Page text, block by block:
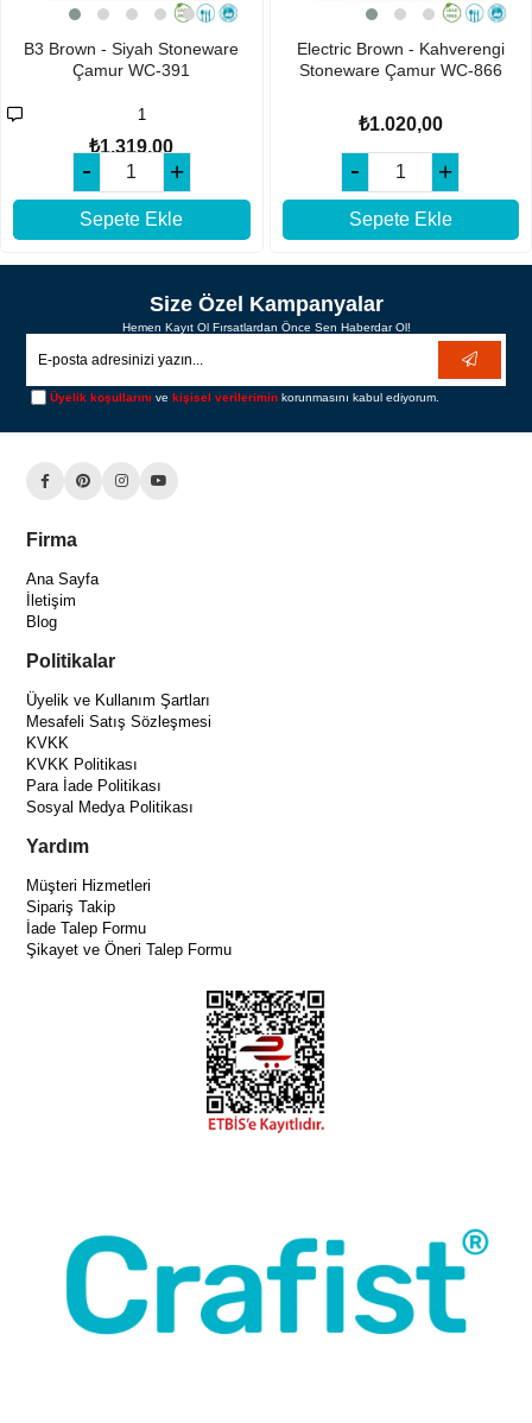
B3 Brown - Siyah Stoneware
Çamur WC-391
1
₺1.319,00
Sepete Ekle
Electric Brown - Kahverengi
Stoneware Çamur WC-866
₺1.020,00
Sepete Ekle
Size Özel Kampanyalar
Hemen Kayıt Ol Fırsatlardan Önce Sen Haberdar Ol!
Üyelik koşullarını vekişisel verilerimin korunmasını kabul ediyorum.
Firma
Ana Sayfa
İletişim
Blog
Politikalar
Üyelik ve Kullanım Şartları
Mesafeli Satış Sözleşmesi
KVKK
KVKK Politikası
Para İade Politikası
Sosyal Medya Politikası
Yardım
Müşteri Hizmetleri
Sipariş Takip
İade Talep Formu
Şikayet ve Öneri Talep Formu